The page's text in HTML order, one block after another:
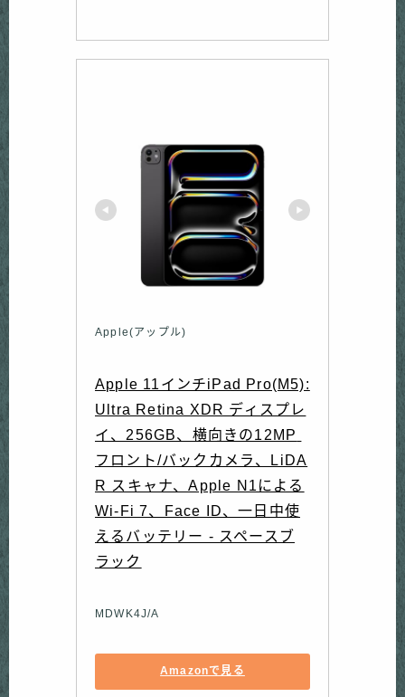
Apple(アップル)
Apple 11インチiPad Pro(M5):
Ultra Retina XDR ディスプレ
イ、256GB、横向きの12MP
フロント/バックカメラ、LiDA
R スキャナ、Apple N1による
Wi-Fi 7、Face ID、一日中使
えるバッテリー - スペースブ
ラック
MDWK4J/A
Amazonで見る